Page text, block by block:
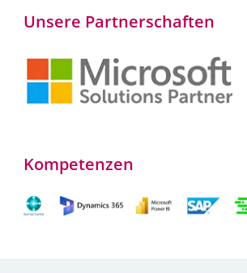
Unsere Partnerschaften
Kompetenzen